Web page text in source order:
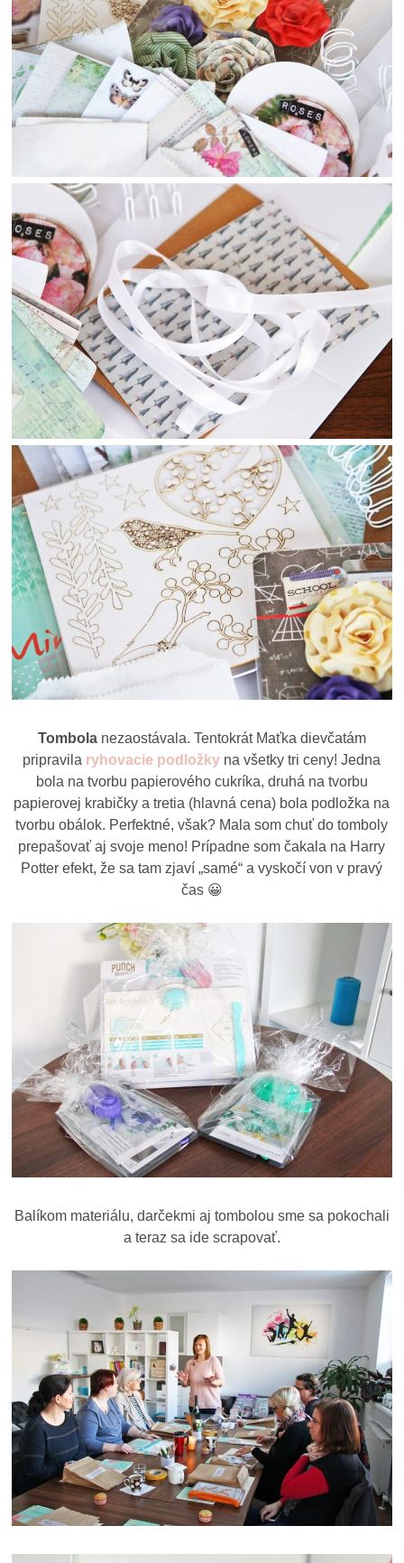
Tombolanezaostávala. Tentokrát Maťka dievčatám
pripravila ryhovacie podložky na všetky tri ceny! Jedna
bola na tvorbu papierového cukríka, druhá na tvorbu
papierovej krabičky a tretia (hlavná cena) bola podložka na
tvorbu obálok. Perfektné, však? Mala som chuť do tomboly
prepašovať aj svoje meno! Prípadne som čakala na Harry
Potter efekt, že sa tam zjaví „samé“ a vyskočí von v pravý
čas 😀
Balíkom materiálu, darčekmi aj tombolou sme sa pokochali
a teraz sa ide scrapovať.